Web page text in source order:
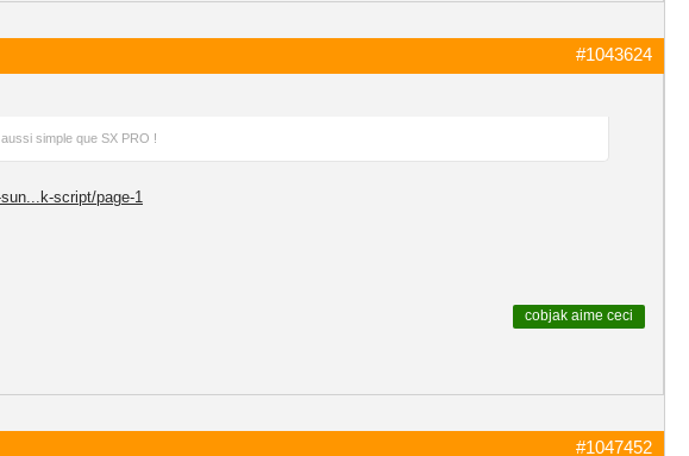
#1043624
simple que SX PRO !
script/page-1
cobjak aime ceci
#1047452